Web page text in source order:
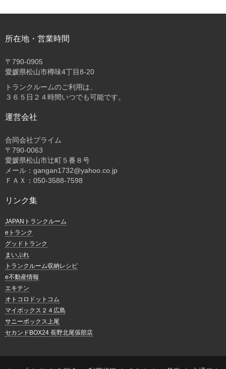
所在地・営業時間
〒 790-0905
愛媛県松山市樽味4丁目8-20
トランクルームのご利用は、
３６５日２４時間いつでも可能です。
運営会社
合同会社プライム
〒 790-0063
愛媛県松山市辻町５番８号
メール：gangan1732@yahoo.co.jp
ＦＡＸ：050-3588-7598
リンク集
JAPANトランクルーム
eトランク
グッドトランク
まいぷれ
トランクルーム収納レシピ
e不動産情報
エキテン
オトコロドットコム
マイボックス２４広島
サニーボックス上尾
セカンドBOX24 長野北尾張部店